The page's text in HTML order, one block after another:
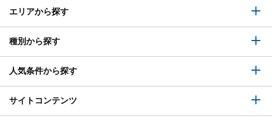
エリアから探す
種別から探す
人気条件から探す
サイトコンテンツ